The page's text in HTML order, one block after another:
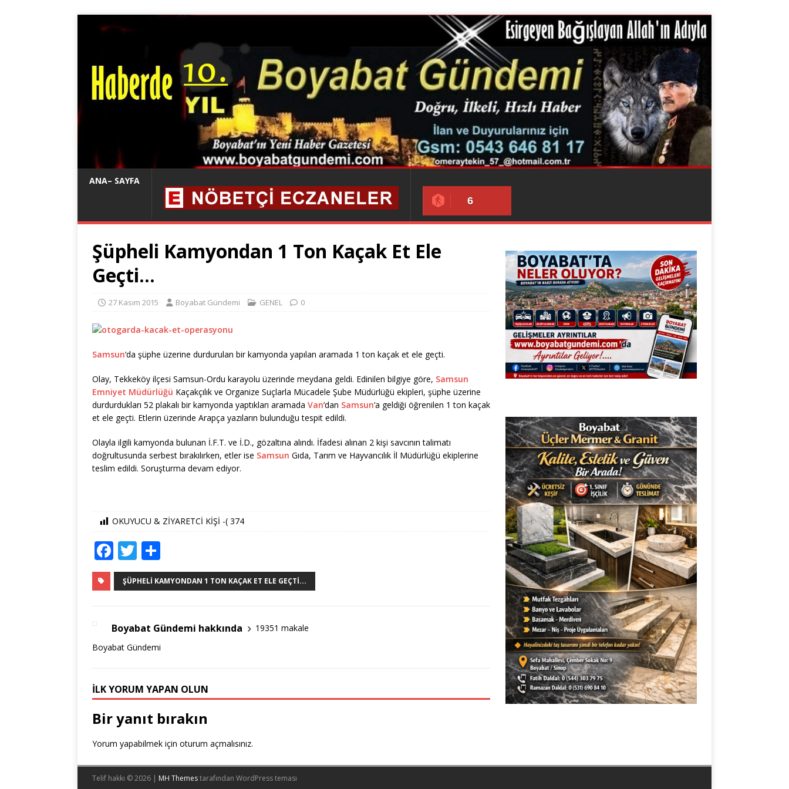
ANA– SAYFA
6
Şüpheli Kamyondan 1 Ton Kaçak Et Ele
Geçti…
27 Kasım 2015 Boyabat Gündemi GENEL 0
Samsun‘da şüphe üzerine durdurulan bir kamyonda yapılan aramada 1 ton kaçak et ele geçti.
Olay, Tekkeköy ilçesi Samsun-Ordu karayolu üzerinde meydana geldi. Edinilen bilgiye göre, Samsun
Emniyet Müdürlüğü Kaçakçılık ve Organize Suçlarla Mücadele Şube Müdürlüğü ekipleri, şüphe üzerine
durdurdukları 52 plakalı bir kamyonda yaptıkları aramada Van‘dan Samsun‘a geldiği öğrenilen 1 ton kaçak
et ele geçti. Etlerin üzerinde Arapça yazıların bulunduğu tespit edildi.
Olayla ilgili kamyonda bulunan İ.F.T. ve İ.D., gözaltına alındı. İfadesi alınan 2 kişi savcının talimatı
doğrultusunda serbest bırakılırken, etler ise Samsun Gıda, Tarım ve Hayvancılık İl Müdürlüğü ekiplerine
teslim edildi. Soruşturma devam ediyor.
OKUYUCU & ZİYARETCİ KİŞİ -( 374
F
a
c
b
o
k
T
w
it
r
h
ar
ŞÜPHELI KAMYONDAN 1 TON KAÇAK ET ELE GEÇTI...
Boyabat Gündemi hakkında
19351 makale
Boyabat Gündemi
İLK YORUM YAPAN OLUN
Bir yanıt bırakın
Yorum yapabilmek için oturum açmalısınız.
Telif hakkı © 2026 | MH Themestarafından WordPress teması